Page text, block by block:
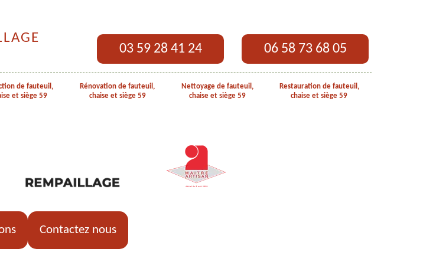
03 59 28 41 24 06 58 73 68 05
de fauteuil,
et siège 59
Rénovation de fauteuil,
chaise et siège 59
Nettoyage de fauteuil,
chaise et siège 59
Restauration de fauteuil,
chaise et siège 59
Contactez nous